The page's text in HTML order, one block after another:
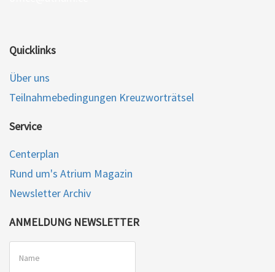
Quicklinks
Über uns
Teilnahmebedingungen Kreuzworträtsel
Service
Centerplan
Rund um's Atrium Magazin
Newsletter Archiv
ANMELDUNG NEWSLETTER